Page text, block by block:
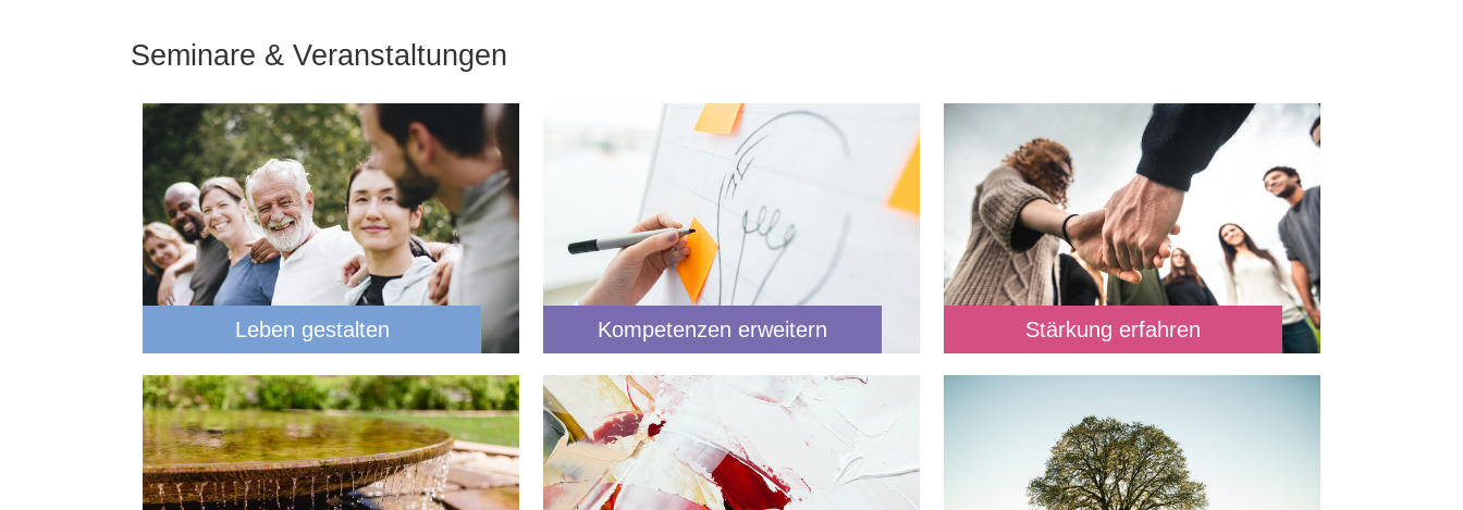
Seminare & Veranstaltungen
Leben gestalten Kompetenzen erweitern Stärkung erfahren